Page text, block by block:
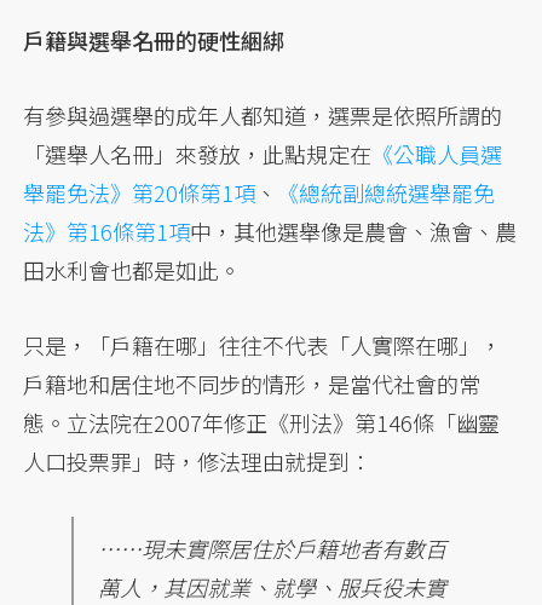
戶籍與選舉名冊的硬性綑綁
有參與過選舉的成年人都知道，選票是依照所謂的
「選舉人名冊」來發放，此點規定在 《公職人員選
舉罷免法》第20條第1項 、 《總統副總統選舉罷免
法》第16條第1項中，其他選舉像是農會、漁會、農
田水利會也都是如此。
只是，「戶籍在哪」往往不代表「人實際在哪」，
戶籍地和居住地不同步的情形，是當代社會的常
態。立法院在2007年修正《刑法》第146條「幽靈
人口投票罪」時，修法理由就提到：
……現未實際居住於戶籍地者有數百
萬人，其因就業、就學、服兵役未實